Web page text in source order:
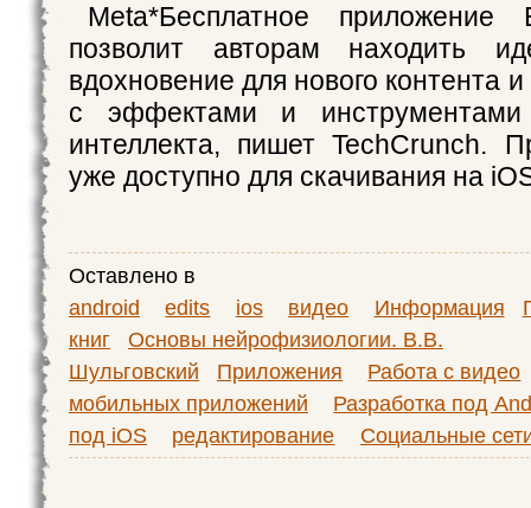
Meta*Бесплатное
позволит авторам находить
вдохновение для нового контента
с эффектами и инструментами
интеллекта, пишет TechCrunch.
уже доступно для скачивания на
Оставлено в
android
edits ios видео Информация
книг
Основы нейрофизиологии. В.В.
Шульговский
Приложения
Работа с видео
мобильных приложений
Разработка под
под iOS
редактирование Социальные